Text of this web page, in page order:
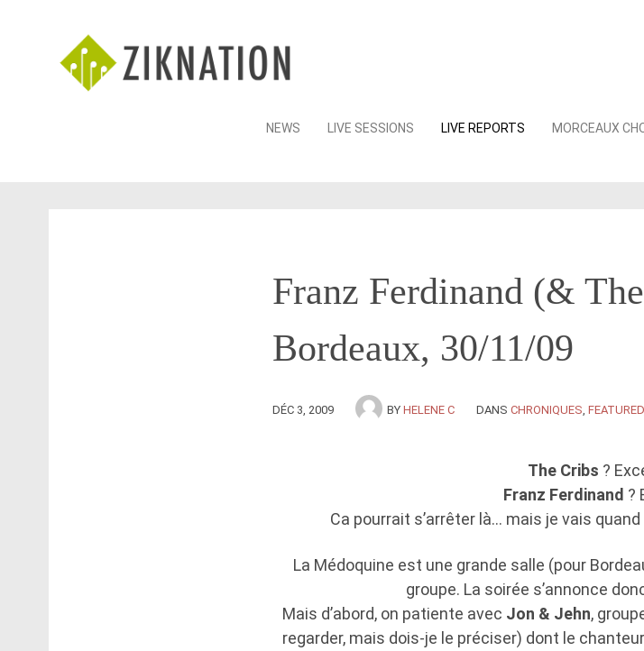
Skip
NEWS LIVE SESSIONS LIVE REPORTS MORCEAUX
Franz Ferdinand (&
Bordeaux, 30/11/09
DÉC 3, 2009 BY HELENE C DANS CHRONIQUES FEATURED
The Cribs ?
Franz Ferdinand ?
Ca pourrait s’arrêter là… mais je vais
La Médoquine est une grande salle (pour
groupe. La soirée s’annonce
Mais d’abord, on patiente avec Jon & Jehn,
regarder, mais dois-je le préciser) dont le